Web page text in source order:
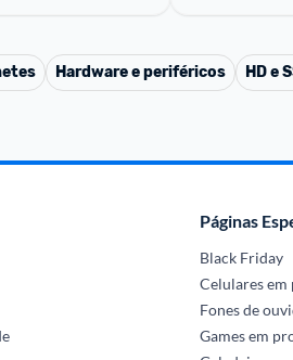
Hardware e periféricos HD e
Páginas
Black Friday
Celulares em
Fones de
Games em